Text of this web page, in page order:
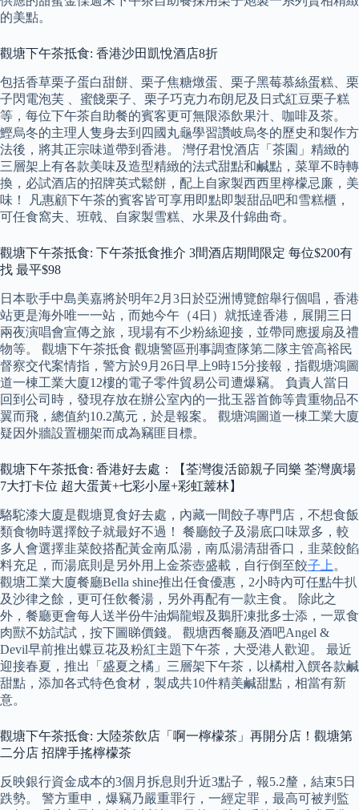
的美點。
觀塘下午茶抵食: 香港沙田凱悅酒店8折
包括香草栗子蛋白甜餅、栗子焦糖燉蛋、栗子黑莓慕絲蛋糕、栗
子閃電泡芙 、蜜餞栗子、栗子巧克力布朗尼及日式紅豆栗子糕
等，每位下午茶自助餐的賓客更可無限添飲果汁、咖啡及茶。
鰹烏冬的主理人隻身去到四國丸龜學習讚岐烏冬的歷史和製作方
法後，將其正宗味道帶到香港。 灣仔君悅酒店「茶園」精緻的
三層架上有各款美味及造型精緻的法式甜點和鹹點，菜單不時轉
換，必試酒店的招牌英式鬆餅，配上自家製西西里檸檬忌廉，美
味！ 凡惠顧下午茶的賓客皆可享用即點即製甜品吧和雪糕櫃，
可任食窩夫、班戟、自家製雪糕、水果及什錦曲奇。
觀塘下午茶抵食: 下午茶抵食推介 3間酒店期間限定 每位$200有
找 最平$98
日本歌手中島美嘉將於明年2月3日於亞洲博覽館舉行個唱，香港
站更是海外唯一一站，而她今午（4日）就抵達香港，展開三日
兩夜演唱會宣傳之旅，現場有不少粉絲迎接，並帶同應援扇及禮
物等。 觀塘下午茶抵食 觀塘警區刑事調查隊第二隊主管高裕民
督察交代案情指，警方於9月26日早上9時15分接報，指觀塘鴻圖
道一棟工業大廈12樓的電子零件貿易公司遭爆竊。 負責人當日
回到公司時，發現存放在辦公室內的一批玉器首飾等貴重物品不
翼而飛，總值約10.2萬元，於是報案。 觀塘鴻圖道一棟工業大廈
疑因外牆設置棚架而成為竊匪目標。
觀塘下午茶抵食: 香港好去處：【荃灣復活節親子同樂 荃灣廣場
7大打卡位 超大蛋黃+七彩小屋+彩虹䕺林】
駱駝漆大廈是觀塘覓食好去處，內藏一間餃子專門店，不想食飯
類食物時選擇餃子就最好不過！ 餐廳餃子及湯底口味眾多，較
多人會選擇韭菜餃搭配黃金南瓜湯，南瓜湯清甜香口，韭菜餃餡
料充足，而湯底則是另外用上金茶壺盛載，自行倒至餃子上 。
觀塘工業大廈餐廳Bella shine推出任食優惠，2小時內可任點牛扒
及沙律之餘，更可任飲餐湯，另外再配有一款主食。 除此之
外，餐廳更會每人送半份牛油焗龍蝦及鵝肝凍批多士添，一眾食
肉獸不妨試試，按下圖睇價錢。 觀塘西餐廳及酒吧Angel &
Devil早前推出蝶豆花及粉紅主題下午茶，大受港人歡迎。 最近
迎接春夏，推出「盛夏之橘」三層架下午茶，以橘柑入饌各款鹹
甜點，添加各式特色食材，製成共10件精美鹹甜點，相當有新
意。
觀塘下午茶抵食: 大陸茶飲店「啊一檸檬茶」再開分店！觀塘第
二分店 招牌手搖檸檬茶
反映銀行資金成本的3個月拆息則升近3點子，報5.2釐，結束5日
跌勢。 警方重申，爆竊乃嚴重罪行，一經定罪，最高可被判監